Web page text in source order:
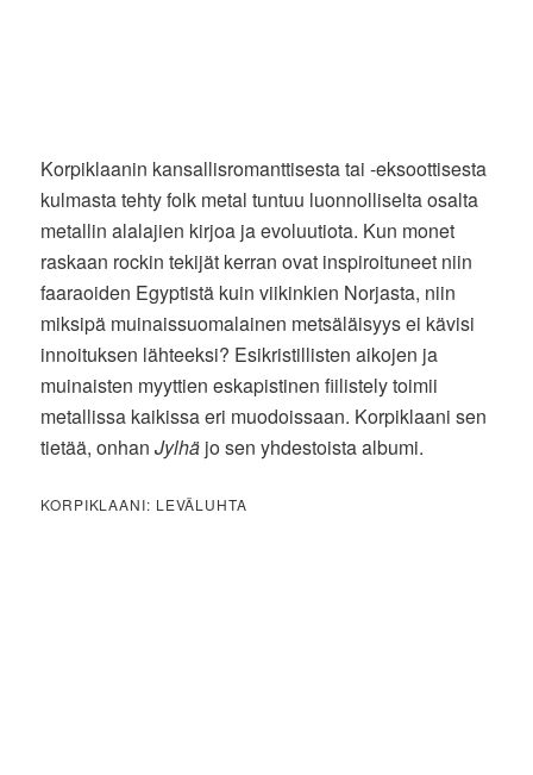
Korpiklaanin kansallisromanttisesta tai -eksoottisesta
kulmasta tehty folk metal tuntuu luonnolliselta osalta
metallin alalajien kirjoa ja evoluutiota. Kun monet
raskaan rockin tekijät kerran ovat inspiroituneet niin
faaraoiden Egyptistä kuin viikinkien Norjasta, niin
miksipä muinaissuomalainen metsäläisyys ei kävisi
innoituksen lähteeksi? Esikristillisten aikojen ja
muinaisten myyttien eskapistinen fiilistely toimii
metallissa kaikissa eri muodoissaan. Korpiklaani sen
tietää, onhanJylhä jo sen yhdestoista albumi.
KORPIKLAANI: LEVÄLUHTA